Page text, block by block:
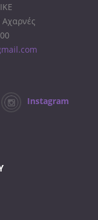
Instagram